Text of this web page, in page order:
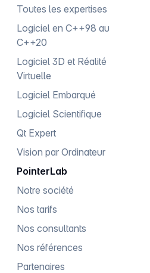
Toutes les expertises
Logiciel en C++98 au
C++20
Logiciel 3D et Réalité
Virtuelle
Logiciel Embarqué
Logiciel Scientifique
Qt Expert
Vision par Ordinateur
PointerLab
Notre société
Nos tarifs
Nos consultants
Nos références
Partenaires